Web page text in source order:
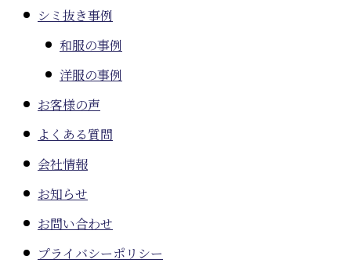
シミ抜き事例
和服の事例
洋服の事例
お客様の声
よくある質問
会社情報
お知らせ
お問い合わせ
プライバシーポリシー